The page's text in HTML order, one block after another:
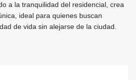
a la tranquilidad del residencial, crea
ideal para quienes buscan
de vida sin alejarse de la ciudad.